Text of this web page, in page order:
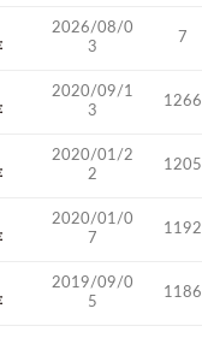
2026/08/0
3
7
2020/09/1
3
1266
2020/01/2
2
1205
2020/01/0
7
1192
2019/09/0
5
1186